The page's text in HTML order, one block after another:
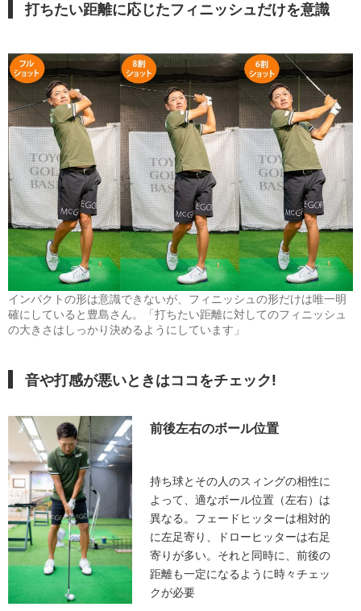
打ちたい距離に応じたフィニッシュだけを意識
インパクトの形は意識できないが、フィニッシュの形だけは唯一明
確にしていると豊島さん。「打ちたい距離に対してのフィニッシュ
の大きさはしっかり決めるようにしています」
音や打感が悪いときはココをチェック!
前後左右のボール位置
持ち球とその人のスィングの相性に
よって、適なボール位置（左右）は
異なる。フェードヒッターは相対的
に左足寄り、ドローヒッターは右足
寄りが多い。それと同時に、前後の
距離も一定になるように時々チェッ
クが必要